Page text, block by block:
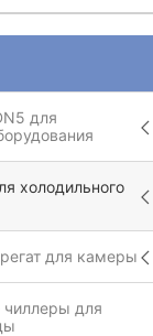
для
холодильного
для камеры
для